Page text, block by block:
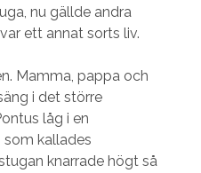
nu gällde andra
ett annat sorts liv.
Mamma, pappa och
i det större
låg i en
som kallades
knarrade högt så